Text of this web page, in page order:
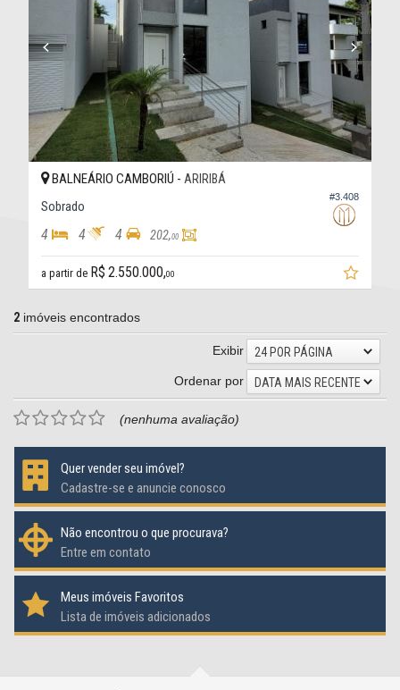
#3.408
BALNEÁRIO CAMBORIÚ - ARIRIBÁ
Sobrado
4 4 4 202,00
a partir de R$ 2.550.000,00
2 imóveis encontrados
Exibir
24 POR PÁGINA
Ordenar por
DATA MAIS RECENTE
(nenhuma avaliação)
Quer vender seu imóvel?
Cadastre-se e anuncie conosco
Não encontrou o que procurava?
Entre em contato
Meus imóveis Favoritos
Lista de imóveis adicionados